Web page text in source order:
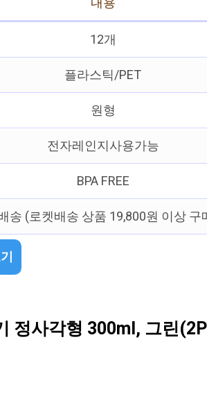
12개
플라스틱/PET
원형
전자레인지사용가능
BPA FREE
송 (로켓배송 상품 19,800원 이상 구
정사각형 300ml, 그린